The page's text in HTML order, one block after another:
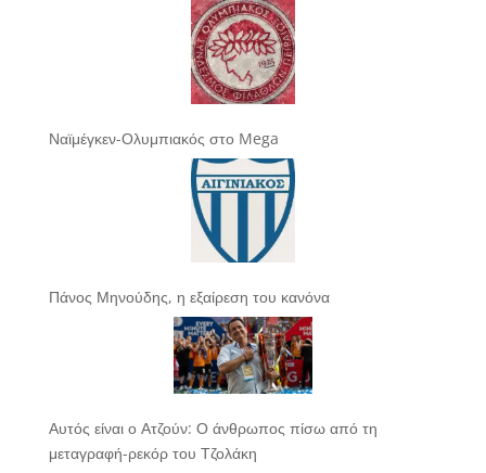
Ναϊμέγκεν-Ολυμπιακός στο Mega
Πάνος Μηνούδης, η εξαίρεση του κανόνα
Αυτός είναι ο Ατζούν: Ο άνθρωπος πίσω από τη
μεταγραφή-ρεκόρ του Τζολάκη